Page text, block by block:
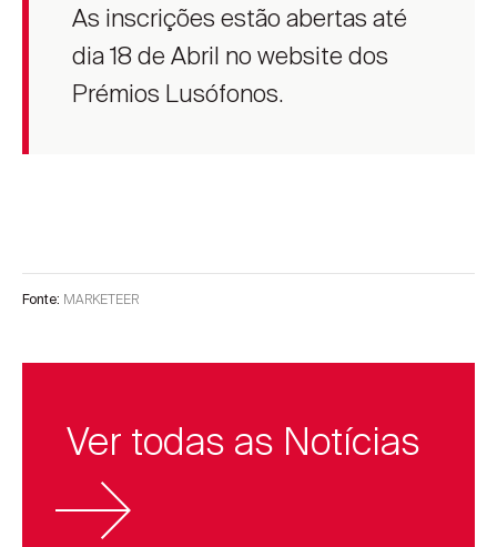
As inscrições estão abertas até
dia 18 de Abril no website dos
Prémios Lusófonos.
Fonte: MARKETEER
Ver todas as Notícias